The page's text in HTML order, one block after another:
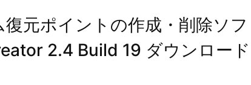
復元ポイントの作成・削除ソ
2.4 Build 19 ダウンロード